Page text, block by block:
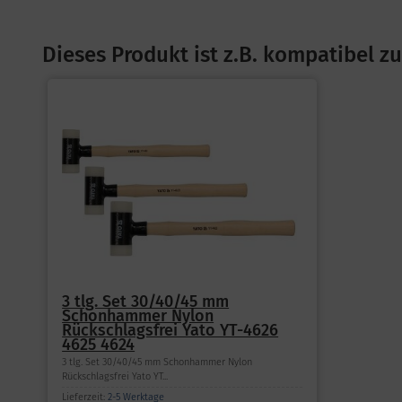
Dieses Produkt ist z.B. kompatibel
3 tlg. Set 30/40/45 mm
Schonhammer Nylon
Rückschlagsfrei Yato YT-4626
4625 4624
3 tlg. Set 30/40/45 mm Schonhammer Nylon
Rückschlagsfrei Yato YT...
Lieferzeit:2-5 Werktage